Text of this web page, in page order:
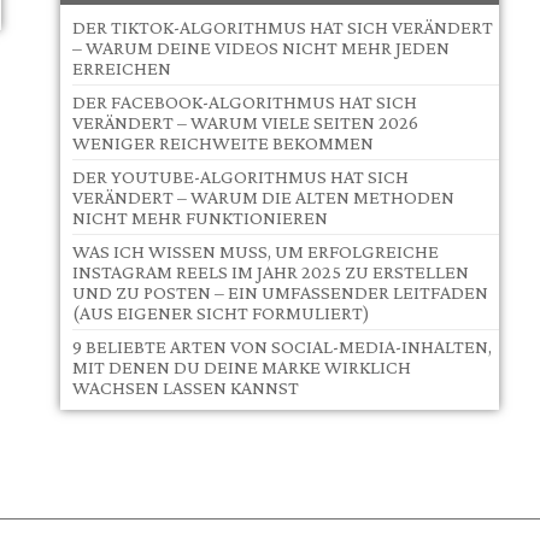
DER TIKTOK-ALGORITHMUS HAT SICH VERÄNDERT
– WARUM DEINE VIDEOS NICHT MEHR JEDEN
ERREICHEN
DER FACEBOOK-ALGORITHMUS HAT SICH
VERÄNDERT – WARUM VIELE SEITEN 2026
WENIGER REICHWEITE BEKOMMEN
DER YOUTUBE-ALGORITHMUS HAT SICH
VERÄNDERT – WARUM DIE ALTEN METHODEN
NICHT MEHR FUNKTIONIEREN
WAS ICH WISSEN MUSS, UM ERFOLGREICHE
INSTAGRAM REELS IM JAHR 2025 ZU ERSTELLEN
UND ZU POSTEN – EIN UMFASSENDER LEITFADEN
(AUS EIGENER SICHT FORMULIERT)
9 BELIEBTE ARTEN VON SOCIAL-MEDIA-INHALTEN,
MIT DENEN DU DEINE MARKE WIRKLICH
WACHSEN LASSEN KANNST